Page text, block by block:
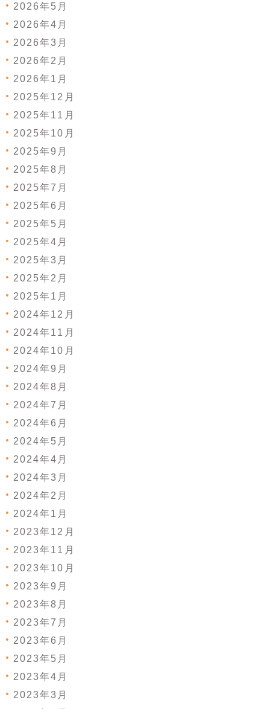
2026年5月
2026年4月
2026年3月
2026年2月
2026年1月
2025年12月
2025年11月
2025年10月
2025年9月
2025年8月
2025年7月
2025年6月
2025年5月
2025年4月
2025年3月
2025年2月
2025年1月
2024年12月
2024年11月
2024年10月
2024年9月
2024年8月
2024年7月
2024年6月
2024年5月
2024年4月
2024年3月
2024年2月
2024年1月
2023年12月
2023年11月
2023年10月
2023年9月
2023年8月
2023年7月
2023年6月
2023年5月
2023年4月
2023年3月